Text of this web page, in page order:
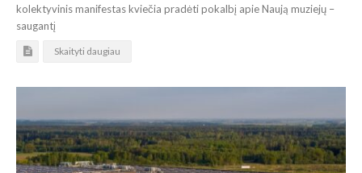
kolektyvinis manifestas kviečia pradėti pokalbį apie Naują muziejų –
saugantį
Skaityti daugiau